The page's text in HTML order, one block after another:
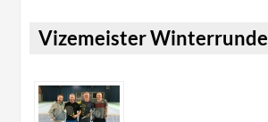
Vizemeister Winterrunde